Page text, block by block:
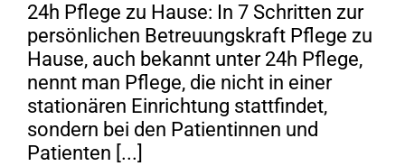
24h Pflege zu Hause: In 7 Schritten zur
persönlichen Betreuungskraft Pflege zu
Hause, auch bekannt unter 24h Pflege,
nennt man Pflege, die nicht in einer
stationären Einrichtung stattfindet,
sondern bei den Patientinnen und
Patienten [...]